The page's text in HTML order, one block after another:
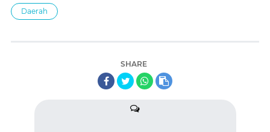
Daerah
SHARE